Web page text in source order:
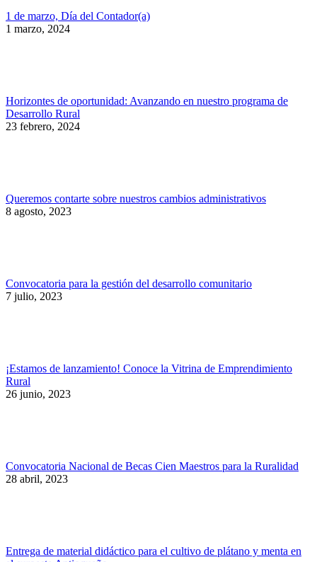
1 de marzo, Día del Contador(a)
1 marzo, 2024
Horizontes de oportunidad: Avanzando en nuestro programa de
Desarrollo Rural
23 febrero, 2024
Queremos contarte sobre nuestros cambios administrativos
8 agosto, 2023
Convocatoria para la gestión del desarrollo comunitario
7 julio, 2023
¡Estamos de lanzamiento! Conoce la Vitrina de Emprendimiento
Rural
26 junio, 2023
Convocatoria Nacional de Becas Cien Maestros para la Ruralidad
28 abril, 2023
Entrega de material didáctico para el cultivo de plátano y menta en